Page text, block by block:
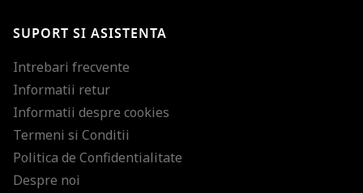
SUPORT SI ASISTENTA
Intrebari frecvente
Informatii retur
Informatii despre cookies
Termeni si Conditii
Politica de Confidentialitate
Despre noi